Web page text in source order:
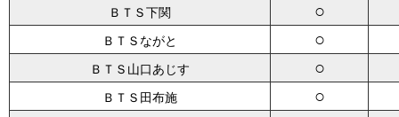
ＢＴＳ下関 ○
ＢＴＳながと ○
ＢＴＳ山口あじす ○
ＢＴＳ田布施 ○